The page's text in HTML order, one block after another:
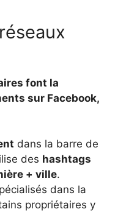
font la
sur Facebook,
dans la barre de
des hashtags
+ ville.
dans la
propriétaires y